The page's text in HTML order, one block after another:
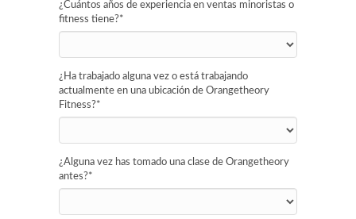
¿Cuántos años de experiencia en ventas minoristas o
fitness tiene?*
¿Ha trabajado alguna vez o está trabajando
actualmente en una ubicación de Orangetheory
Fitness?*
¿Alguna vez has tomado una clase de Orangetheory
antes?*